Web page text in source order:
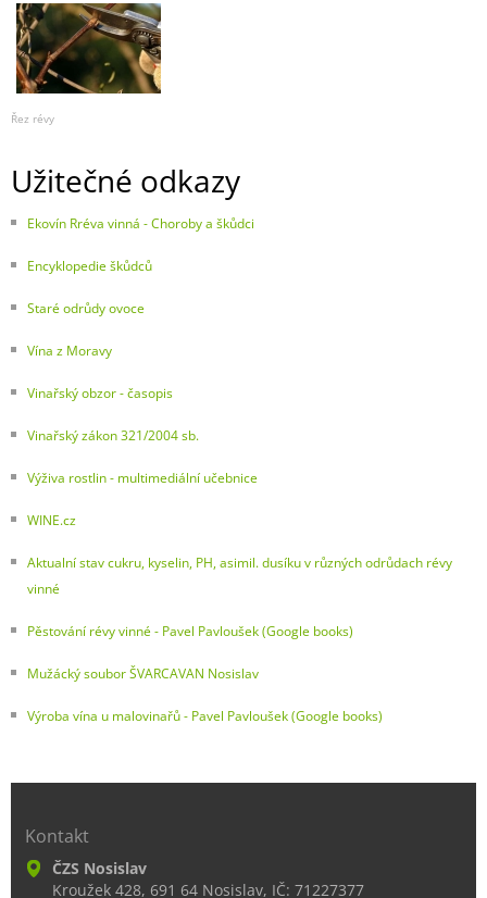
Řez révy
Užitečné odkazy
Ekovín Rréva vinná - Choroby a škůdci
Encyklopedie škůdců
Staré odrůdy ovoce
Vína z Moravy
Vinařský obzor - časopis
Vinařský zákon 321/2004 sb.
Výživa rostlin - multimediální učebnice
WINE.cz
Aktualní stav cukru, kyselin, PH, asimil. dusíku v různých odrůdach révy
vinné
Pěstování révy vinné - Pavel Pavloušek (Google books)
Mužácký soubor ŠVARCAVAN Nosislav
Výroba vína u malovinařů - Pavel Pavloušek (Google books)
Kontakt
ČZS Nosislav
Kroužek 428, 691 64 Nosislav, IČ: 71227377